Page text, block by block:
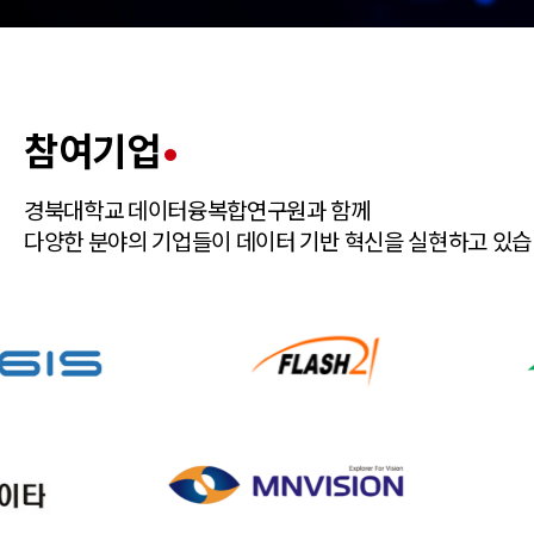
참여기업
경북대학교 데이터융복합연구원과 함께
다양한 분야의 기업들이 데이터 기반 혁신을 실현하고 있